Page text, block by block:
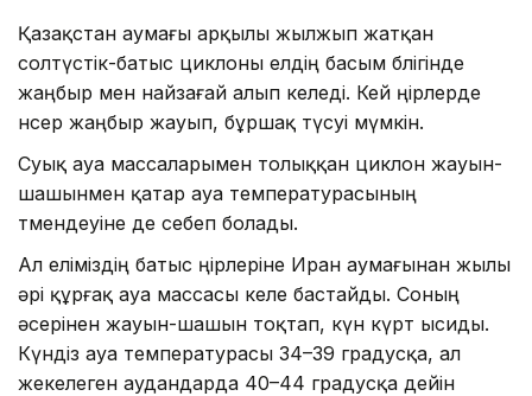
Қазақстан аумағы арқылы жылжып жатқан
солтүстік-батыс циклоны елдің басым бөлігінде
жаңбыр мен найзағай алып келеді. Кей өңірлерде
нөсер жаңбыр жауып, бұршақ түсуі мүмкін.
Суық ауа массаларымен толыққан циклон жауын-
шашынмен қатар ауа температурасының
төмендеуіне де себеп болады.
Ал еліміздің батыс өңірлеріне Иран аумағынан жылы
әрі құрғақ ауа массасы келе бастайды. Соның
әсерінен жауын-шашын тоқтап, күн күрт ысиды.
Күндіз ауа температурасы 34–39 градусқа, ал
жекелеген аудандарда 40–44 градусқа дейін